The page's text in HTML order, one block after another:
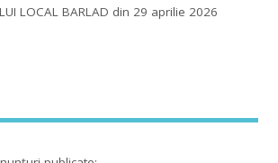
LOCAL BARLAD din 29 aprilie 2026